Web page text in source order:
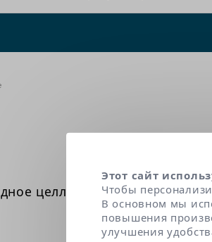
целлюлозы
Этот сайт
Чтобы
В основном мы
повышения
улучшения